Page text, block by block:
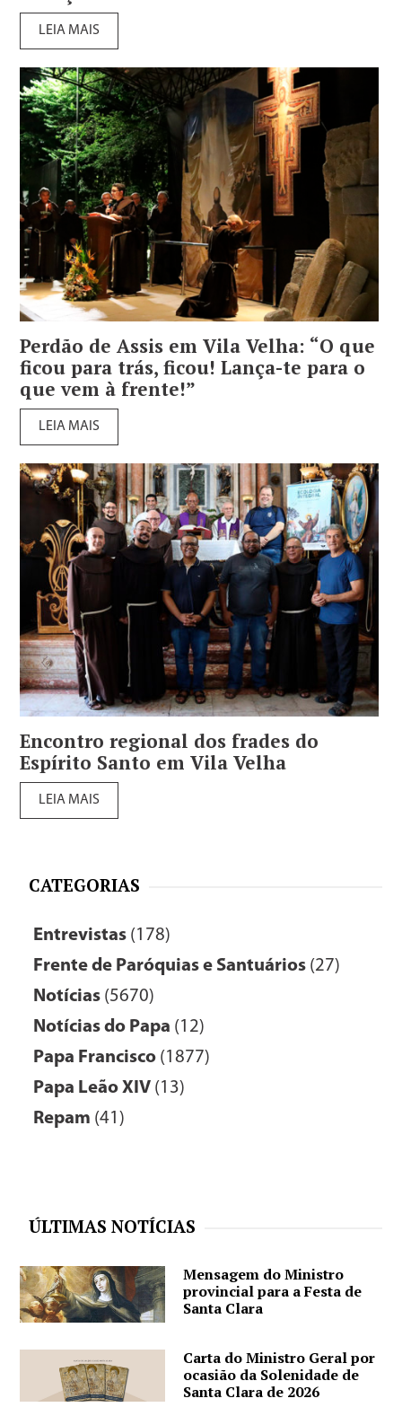
LEIA MAIS
Perdão de Assis em Vila Velha: “O que
ficou para trás, ficou! Lança-te para o
que vem à frente!”
LEIA MAIS
Encontro regional dos frades do
Espírito Santo em Vila Velha
LEIA MAIS
CATEGORIAS
Entrevistas (178)
Frente de Paróquias e Santuários (27)
Notícias (5670)
Notícias do Papa (12)
Papa Francisco (1877)
Papa Leão XIV (13)
Repam (41)
ÚLTIMAS NOTÍCIAS
Mensagem do Ministro
provincial para a Festa de
Santa Clara
Carta do Ministro Geral por
ocasião da Solenidade de
Santa Clara de 2026